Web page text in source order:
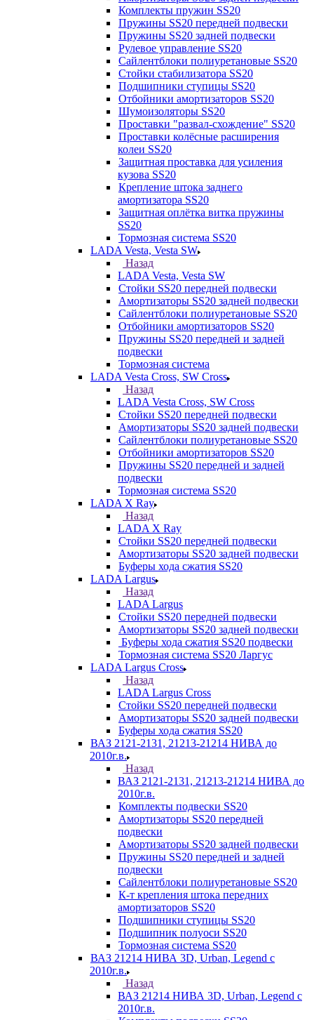
Комплекты пружин SS20
Пружины SS20 передней подвески
Пружины SS20 задней подвески
Рулевое управление SS20
Сайлентблоки полиуретановые SS20
Стойки стабилизатора SS20
Подшипники ступицы SS20
Отбойники амортизаторов SS20
Шумоизоляторы SS20
Проставки "развал-схождение" SS20
Проставки колёсные расширения
колеи SS20
Защитная проставка для усиления
кузова SS20
Крепление штока заднего
амортизатора SS20
Защитная оплётка витка пружины
SS20
Тормозная система SS20
LADA Vesta, Vesta SW
Назад
LADA Vesta, Vesta SW
Стойки SS20 передней подвески
Амортизаторы SS20 задней подвески
Сайлентблоки полиуретановые SS20
Отбойники амортизаторов SS20
Пружины SS20 передней и задней
подвески
Тормозная система
LADA Vesta Cross, SW Cross
Назад
LADA Vesta Cross, SW Cross
Стойки SS20 передней подвески
Амортизаторы SS20 задней подвески
Сайлентблоки полиуретановые SS20
Отбойники амортизаторов SS20
Пружины SS20 передней и задней
подвески
Тормозная система SS20
LADA X Ray
Назад
LADA X Ray
Стойки SS20 передней подвески
Амортизаторы SS20 задней подвески
Буферы хода сжатия SS20
LADA Largus
Назад
LADA Largus
Стойки SS20 передней подвески
Амортизаторы SS20 задней подвески
Буферы хода сжатия SS20 подвески
Тормозная система SS20 Ларгус
LADA Largus Cross
Назад
LADA Largus Cross
Стойки SS20 передней подвески
Амортизаторы SS20 задней подвески
Буферы хода сжатия SS20
ВАЗ 2121-2131, 21213-21214 НИВА до
2010г.в.
Назад
ВАЗ 2121-2131, 21213-21214 НИВА до
2010г.в.
Комплекты подвески SS20
Амортизаторы SS20 передней
подвески
Амортизаторы SS20 задней подвески
Пружины SS20 передней и задней
подвески
Сайлентблоки полиуретановые SS20
К-т крепления штока передних
амортизаторов SS20
Подшипники ступицы SS20
Подшипник полуоси SS20
Тормозная система SS20
ВАЗ 21214 НИВА 3D, Urban, Legend c
2010г.в.
Назад
ВАЗ 21214 НИВА 3D, Urban, Legend c
2010г.в.